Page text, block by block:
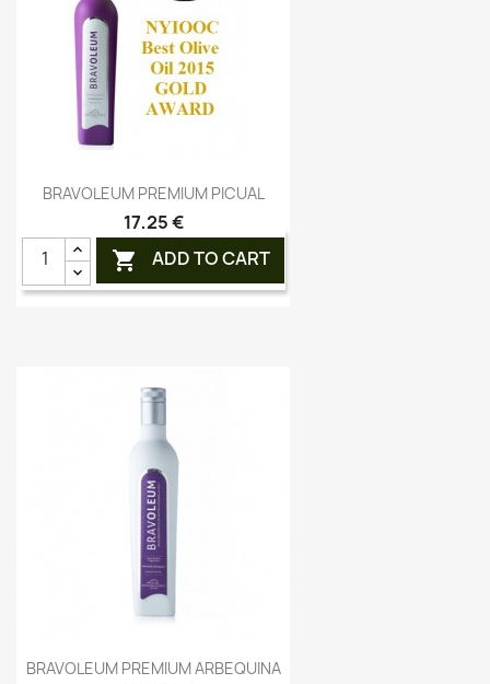
Aperçu rapide
BRAVOLEUM PREMIUM PICUAL
17,25 €
 ADD TO CART
Aperçu rapide
BRAVOLEUM PREMIUM ARBEQUINA